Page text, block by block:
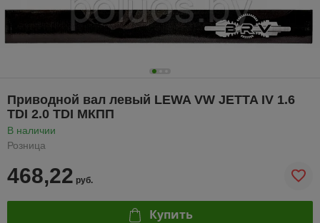
Приводной вал левый LEWA VW JETTA IV 1.6
TDI 2.0 TDI МКПП
В наличии
Розница
468,22 руб.
Купить